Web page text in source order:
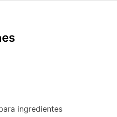
ingredientes